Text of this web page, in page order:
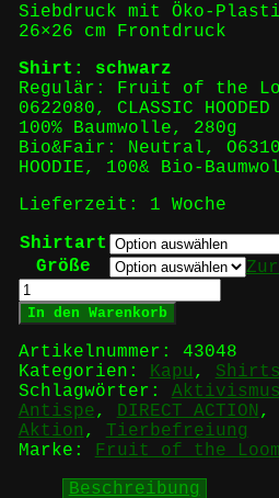
Siebdruck mit Öko-
26×26 cm Frontdruck
Shirt: schwarz
Regulär: Fruit of the
0622080, CLASSIC HOODED
100% Baumwolle, 280g
Bio&Fair: Neutral,
HOODIE, 100& Bio-
Lieferzeit: 1 Woche
Shirtart
Größe
DIRECT
ACTION
-
KaPu
Menge
In den Warenkorb
Artikelnummer: 43048
Kategorien: Kapu , Shirts
Schlagwörter: Aktivismus
Antispe, DIRECT ACTION,
Aktion , Tierbefreiung
Marke: Fruit of the Loom
Beschreibung